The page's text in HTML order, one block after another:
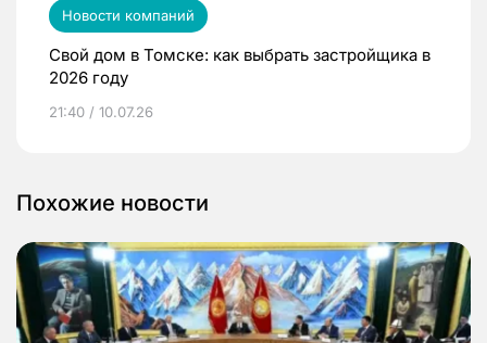
Новости компаний
Свой дом в Томске: как выбрать застройщика в
2026 году
21:40 / 10.07.26
Похожие новости